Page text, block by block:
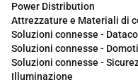
Power Distribution
Attrezzature e Materiali di
Soluzioni connesse -
Soluzioni connesse -
Soluzioni connesse -
Illuminazione